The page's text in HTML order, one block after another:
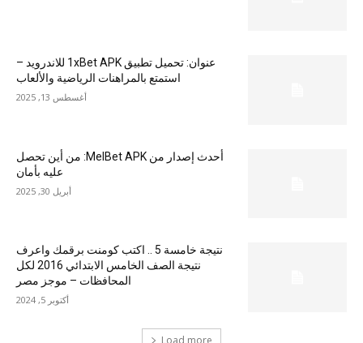
عنوان: تحميل تطبيق 1xBet APK للاندرويد –
استمتع بالمراهنات الرياضية والألعاب
أغسطس 13, 2025
أحدث إصدار من MelBet APK: من أين تحصل
عليه بأمان
أبريل 30, 2025
نتيجة خامسة 5 .. اكتب كومنت برقمك واعرف
نتيجة الصف الخامس الابتدائي 2016 لكل
المحافظات – موجز مصر
أكتوبر 5, 2024